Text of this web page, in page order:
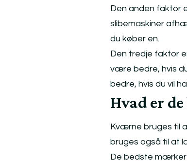
Den anden faktor
slibemaskiner
du køber en.
Den tredje faktor
være bedre, hvis
bedre, hvis du vil
Hvad er
Kværne bruges til
bruges også til at
De bedste mærker